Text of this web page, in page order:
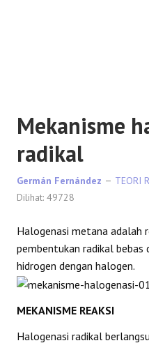
Mekanisme
radikal
Germán Fernández
TEORI
Dilihat: 49728
Halogenasi metana adalah
pembentukan radikal
hidrogen dengan halogen.
MEKANISME REAKSI
Halogenasi radikal